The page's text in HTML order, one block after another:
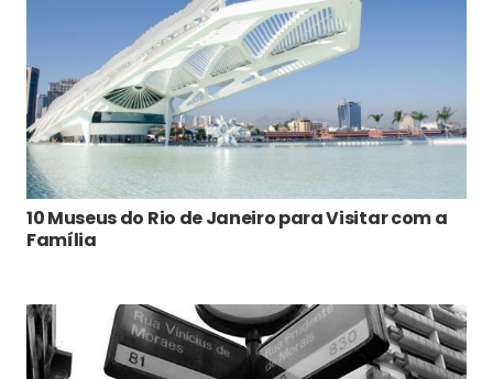
10 Museus do Rio de Janeiro para Visitar com a
Família